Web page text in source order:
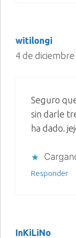
witilongi
4 de
Seguro
sin darle
ha dado.
Responder
InKiLiNo